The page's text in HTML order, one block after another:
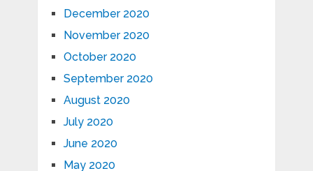
December 2020
November 2020
October 2020
September 2020
August 2020
July 2020
June 2020
May 2020